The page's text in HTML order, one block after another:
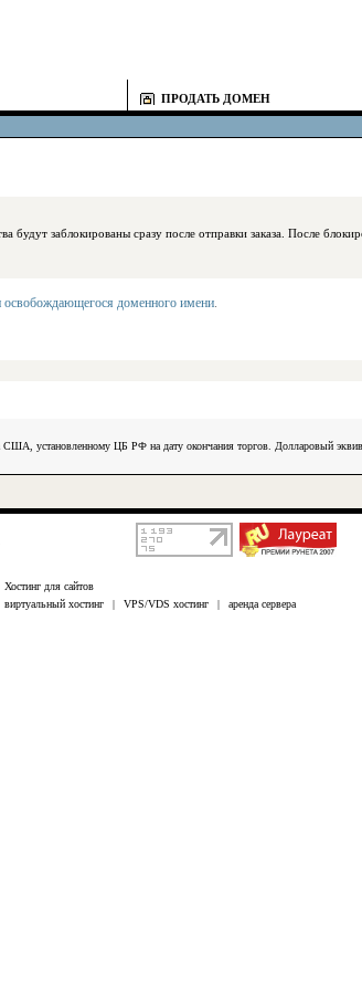
ПРОДАТЬ ДОМЕН
сразу после отправки заказа. После блокировки средств отказаться
освобождающегося доменного имени.
США, установленному ЦБ РФ на дату окончания торгов. Долларовый
Хостинг для сайтов
виртуальный хостинг
| VPS/VDS хостинг | аренда сервера